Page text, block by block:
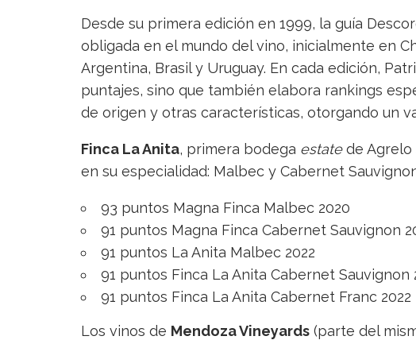
Desde su primera edición en 1999, la guía
obligada en el mundo del vino, inicialmente en
Argentina, Brasil y Uruguay. En cada edición,
puntajes, sino que también elabora rankings
de origen y otras características, otorgando un
Finca La Anita, primera bodega estatede Agrelo
en su especialidad: Malbec y Cabernet
93 puntos Magna Finca Malbec 2020
91 puntos Magna Finca Cabernet Sauvignon
91 puntos La Anita Malbec 2022
91 puntos Finca La Anita Cabernet Sauvignon
91 puntos Finca La Anita Cabernet Franc 2022
Los vinos de Mendoza Vineyards (parte del